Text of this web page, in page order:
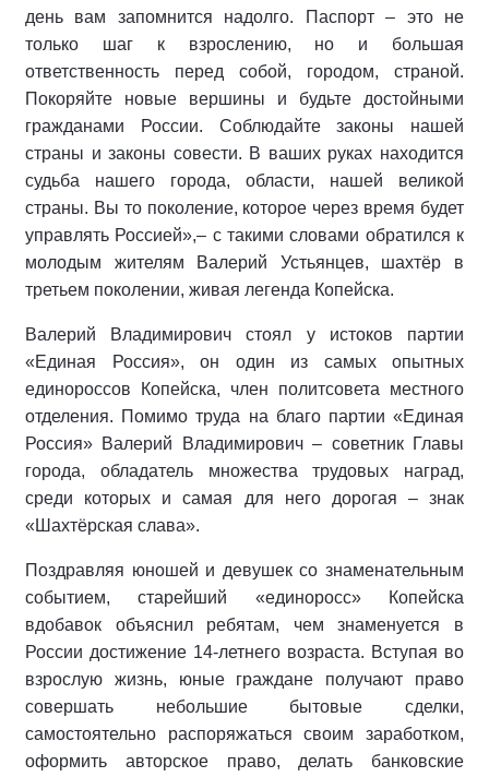
день вам запомнится надолго. Паспорт – это не
только шаг к взрослению, но и большая
ответственность перед собой, городом, страной.
Покоряйте новые вершины и будьте достойными
гражданами России. Соблюдайте законы нашей
страны и законы совести. В ваших руках находится
судьба нашего города, области, нашей великой
страны. Вы то поколение, которое через время будет
управлять Россией»,– с такими словами обратился к
молодым жителям Валерий Устьянцев, шахтёр в
третьем поколении, живая легенда Копейска.
Валерий Владимирович стоял у истоков партии
«Единая Россия», он один из самых опытных
единороссов Копейска, член политсовета местного
отделения. Помимо труда на благо партии «Единая
Россия» Валерий Владимирович – советник Главы
города, обладатель множества трудовых наград,
среди которых и самая для него дорогая – знак
«Шахтёрская слава».
Поздравляя юношей и девушек со знаменательным
событием, старейший «единоросс» Копейска
вдобавок объяснил ребятам, чем знаменуется в
России достижение 14-летнего возраста. Вступая во
взрослую жизнь, юные граждане получают право
совершать небольшие бытовые сделки,
самостоятельно распоряжаться своим заработком,
оформить авторское право, делать банковские